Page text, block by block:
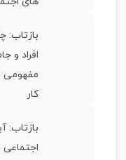
بازتاب:
افراد و
مفهومی
کار
بازتاب:
اجتماعی